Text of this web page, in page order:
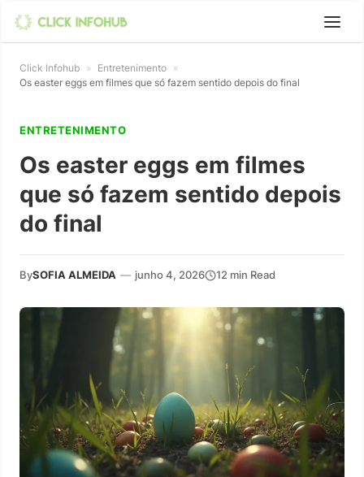
Click Infohub » Entretenimento »
Os easter eggs em filmes que só fazem sentido depois do final
ENTRETENIMENTO
Os easter eggs em filmes
que só fazem sentido depois
do final
BySOFIA ALMEIDA — junho 4, 2026 12 min Read